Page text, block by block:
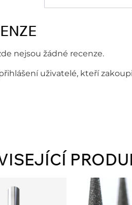
nejsou žádné recenze.
uživatelé, kteří